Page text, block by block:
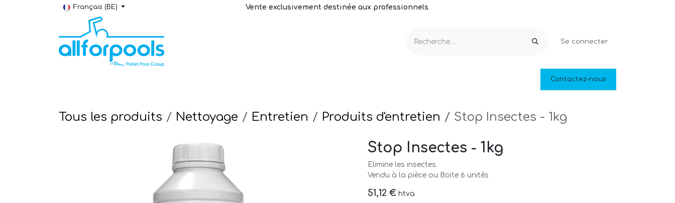
Se rendre au contenu
Français (BE) Vente exclusivement destinée aux professionnels.
Se connecter
Piscines naturelles
Contactez-nous
Tous les produits Nettoyage Entretien Produits d'entretien Stop Insectes - 1kg
Stop Insectes - 1kg
Elimine les insectes.
Vendu à la pièce ou Boite 6 unités
51,12 € htva